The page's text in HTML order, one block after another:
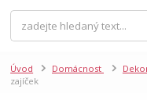
Úvod Domácnost
zajíček